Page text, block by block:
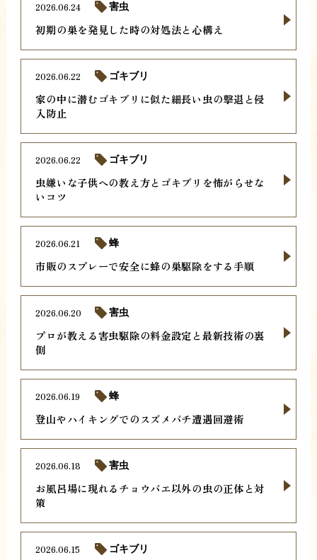
初期の巣を発見した時の対処法と心構え
2026.06.24 害虫
家の中に潜むゴキブリに似た細長い虫の撃退と侵
入防止
2026.06.22 ゴキブリ
虫嫌いな子供への教え方とゴキブリを怖がらせな
いコツ
2026.06.22 ゴキブリ
市販のスプレーで安全に蜂の巣駆除をする手順
2026.06.21 蜂
プロが教える害虫駆除の料金設定と最新技術の裏
側
2026.06.20 害虫
登山やハイキングでのスズメバチ遭遇回避術
2026.06.19 蜂
お風呂場に現れるチョウバエ以外の虫の正体と対
策
2026.06.18 害虫
2026.06.15 ゴキブリ